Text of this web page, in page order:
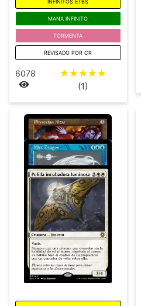
6078 ☆☆☆☆☆
(1)
MANA INFINITO
TORMENTA
REVISADO POR CR